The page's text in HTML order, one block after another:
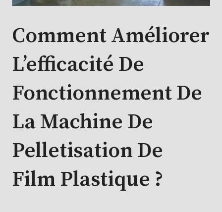
Comment Améliorer
L’efficacité De
Fonctionnement De
La Machine De
Pelletisation De
Film Plastique ?